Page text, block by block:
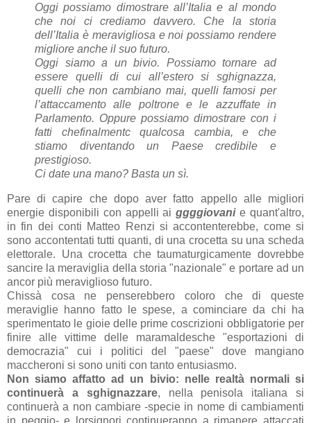
Oggi possiamo dimostrare all’Italia e al mondo
che noi ci crediamo davvero. Che la storia
dell’Italia è meravigliosa e noi possiamo rendere
migliore anche il suo futuro.
Oggi siamo a un bivio. Possiamo tornare ad
essere quelli di cui all’estero si sghignazza,
quelli che non cambiano mai, quelli famosi per
l’attaccamento alle poltrone e le azzuffate in
Parlamento. Oppure possiamo dimostrare con i
fatti chefinalmentc qualcosa cambia, e che
stiamo diventando un Paese credibile e
prestigioso.
Ci date una mano? Basta un sì.
Pare di capire che dopo aver fatto appello alle migliori
energie disponibili con appelli aiggggiovanie quant'altro,
in fin dei conti Matteo Renzi si accontenterebbe, come si
sono accontentati tutti quanti, di una crocetta su una scheda
elettorale. Una crocetta che taumaturgicamente dovrebbe
sancire la meraviglia della storia "nazionale" e portare ad un
ancor più meraviglioso futuro.
Chissà cosa ne penserebbero coloro che di queste
meraviglie hanno fatto le spese, a cominciare da chi ha
sperimentato le gioie delle prime coscrizioni obbligatorie per
finire alle vittime delle maramaldesche "esportazioni di
democrazia" cui i politici del "paese" dove mangiano
maccheroni si sono uniti con tanto entusiasmo.
Non siamo affatto ad un bivio: nelle realtà normali si
continuerà a sghignazzare, nella penisola italiana si
continuerà a non cambiare -specie in nome di cambiamenti
in peggio- e lorsignori continueranno a rimanere attaccati